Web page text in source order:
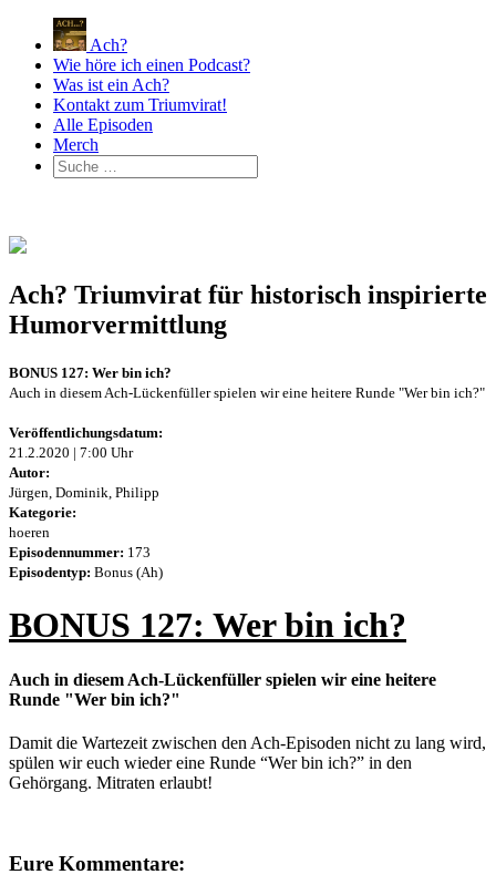
Ach?
Wie höre ich einen Podcast?
Was ist ein Ach?
Kontakt zum Triumvirat!
Alle Episoden
Merch
Ach? Triumvirat für historisch inspirierte
Humorvermittlung
BONUS 127: Wer bin ich?
Auch in diesem Ach-Lückenfüller spielen wir eine heitere Runde "Wer bin ich?"
Veröffentlichungsdatum:
21.2.2020 | 7:00 Uhr
Autor:
Jürgen, Dominik, Philipp
Kategorie:
hoeren
Episodennummer: 173
Episodentyp: Bonus (Ah)
BONUS 127: Wer bin ich?
Auch in diesem Ach-Lückenfüller spielen wir eine heitere
Runde "Wer bin ich?"
Damit die Wartezeit zwischen den Ach-Episoden nicht zu lang wird,
spülen wir euch wieder eine Runde “Wer bin ich?” in den
Gehörgang. Mitraten erlaubt!
Eure Kommentare: